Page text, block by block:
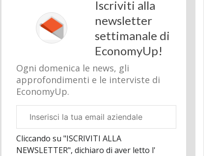
Iscriviti alla
newsletter
settimanale di
EconomyUp!
Ogni domenica le news, gli
approfondimenti e le interviste di
EconomyUp.
aziendale
Cliccando su "ISCRIVITI ALLA
NEWSLETTER", dichiaro di aver letto l'